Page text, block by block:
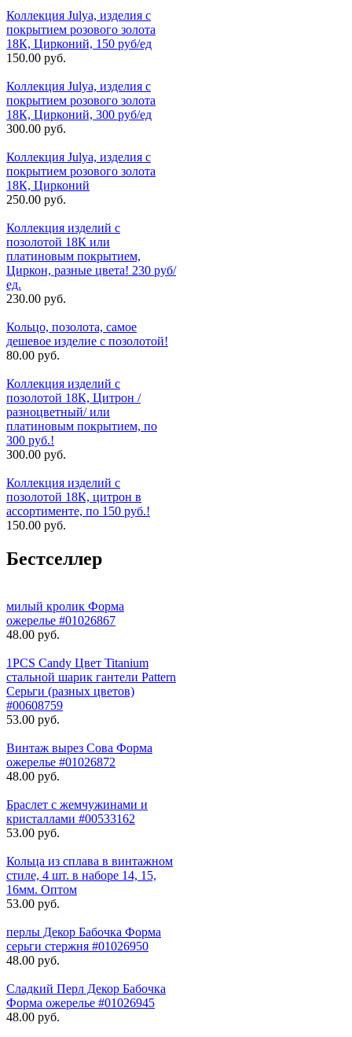
Коллекция Julya, изделия с
покрытием розового золота
18К, Цирконий, 150 руб/ед
150.00 руб.
Коллекция Julya, изделия с
покрытием розового золота
18К, Цирконий, 300 руб/ед
300.00 руб.
Коллекция Julya, изделия с
покрытием розового золота
18К, Цирконий
250.00 руб.
Коллекция изделий с
позолотой 18К или
платиновым покрытием,
Циркон, разные цвета! 230 руб/
ед.
230.00 руб.
Кольцо, позолота, самое
дешевое изделие с позолотой!
80.00 руб.
Коллекция изделий с
позолотой 18К, Цитрон /
разноцветный/ или
платиновым покрытием, по
300 руб.!
300.00 руб.
Коллекция изделий с
позолотой 18К, цитрон в
ассортименте, по 150 руб.!
150.00 руб.
Бестселлер
милый кролик Форма
ожерелье #01026867
48.00 руб.
1PCS Candy Цвет Titanium
стальной шарик гантели Pattern
Серьги (разных цветов)
#00608759
53.00 руб.
Винтаж вырез Сова Форма
ожерелье #01026872
48.00 руб.
Браслет с жемчужинами и
кристаллами #00533162
53.00 руб.
Кольца из сплава в винтажном
стиле, 4 шт. в наборе 14, 15,
16мм. Оптом
53.00 руб.
перлы Декор Бабочка Форма
серьги стержня #01026950
48.00 руб.
Сладкий Перл Декор Бабочка
Форма ожерелье #01026945
48.00 руб.